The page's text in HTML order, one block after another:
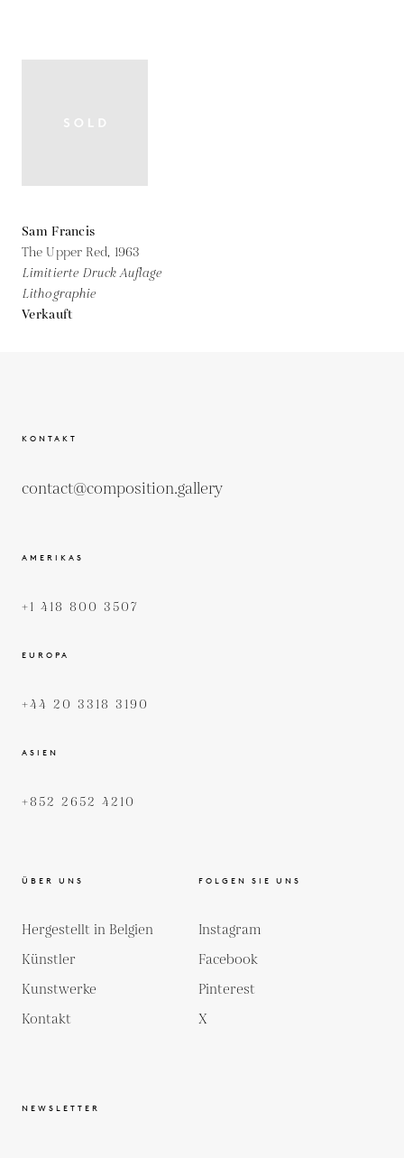
Sam Francis
The Upper Red, 1963
Limitierte Druck Auflage
Lithographie
Verkauft
KONTAKT
contact@composition.gallery
AMERIKAS
+1 418 800 3507
EUROPA
+44 20 3318 3190
ASIEN
+852 2652 4210
ÜBER UNS
Hergestellt in Belgien
Künstler
Kunstwerke
Kontakt
FOLGEN SIE UNS
Instagram
Facebook
Pinterest
X
NEWSLETTER